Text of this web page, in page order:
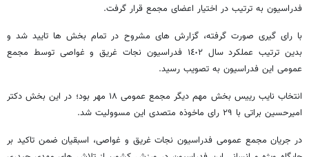
فدراسیون به ترتیب در اختیار اعضای مجمع قرار گرفت.
با رای گیری صورت گرفته، گزارش های مشروح در تمام بخش ها تایید شد و
بدین ترتیب عملکرد سال ١٤٠٢ فدراسیون نجات غریق و غواصی توسط مجمع
عمومی این فدراسیون به تصویب رسید.
انتخاب نایب رییس بخش مهم دیگر مجمع عمومی ١٨ مهر بود؛ در این بخش دکتر
امیرحسین براتی با ۲۹ رای ماخوذه متصدی این مسوولیت شد.
در جریان مجمع عمومی فدراسیون نجات غریق و غواصی، اسبقیان ضمن تاکید بر